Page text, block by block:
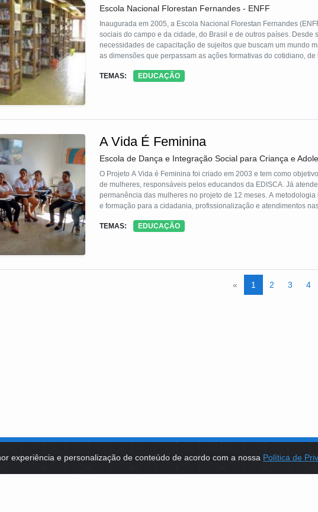
experiência e personalização de conteúdo de acordo com a nossa Política de
Escola Nacional Florestan Fernandes - ENFF
Inaugurada em 2005, a Escola Nacional Florestan Fernandes
sociais do campo e da cidade, do Brasil e de outros países. Desde
necessidades de capacitação de sujeitos que buscam um mundo
as dimensões que perpassam as ações formativas do cotidiano,
escola pertencente e voltada aos trabalhadores/as, assim como já
TEMAS: EDUCAÇÃO
A Vida É Feminina
Escola de Dança e Integração Social para Criança e
O Projeto A Vida é Feminina foi criado em 2003 e tem como
de mulheres, responsáveis pelos educandos da EDISCA. Já atendemos 275 mães, tias ou avós, sendo a média de
permanência das mulheres no projeto de 12 meses. A metodologia integra atividades nas áreas de desenvolvimento pessoal
e formação para a cidadania, profissionalização e atendimentos
em todas essas dimensões, especialmente na elevação da renda familiar. Concluímos a última turma em
TEMAS: EDUCAÇÃO
« 1 2 3 4
DE TECNOLOGIAS IDENTIDADE VISUAL